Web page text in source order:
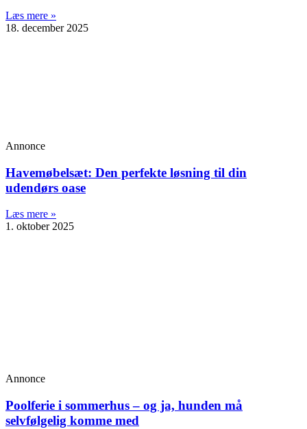
Læs mere »
18. december 2025
Annonce
Havemøbelsæt: Den perfekte løsning til din
udendørs oase
Læs mere »
1. oktober 2025
Annonce
Poolferie i sommerhus – og ja, hunden må
selvfølgelig komme med